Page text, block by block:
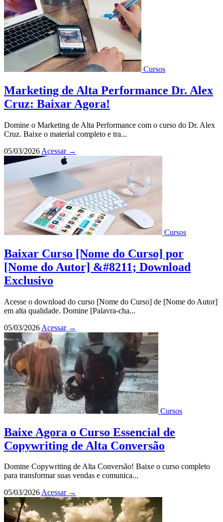
Cursos
Marketing de Alta Performance Dr. Alex
Cruz: Baixar Agora!
Domine o Marketing de Alta Performance com o curso do Dr. Alex
Cruz. Baixe o material completo e tra...
05/03/2026 Acessar →
Cursos
Baixar Curso [Nome do Curso] por
[Nome do Autor] &#8211; Download
Exclusivo
Acesse o download do curso [Nome do Curso] de [Nome do Autor]
em alta qualidade. Domine [Palavra-cha...
05/03/2026 Acessar →
Cursos
Baixe Agora o Curso Essencial de
Copywriting de Alta Conversão
Domine Copywriting de Alta Conversão! Baixe o curso completo
para transformar suas vendas e comunica...
05/03/2026Acessar →